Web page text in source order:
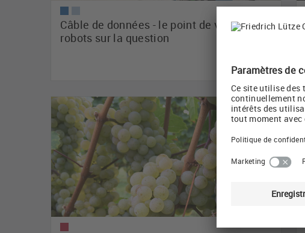
Câble de données - le point de vue des
robots sur la question